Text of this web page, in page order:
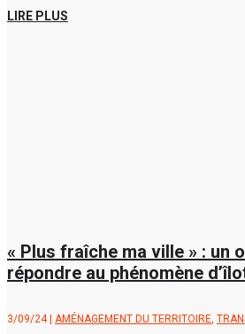
LIRE PLUS
« Plus fraîche ma ville » : un
répondre au phénomène
3/09/24| AMÉNAGEMENT DU TERRITOIRE,